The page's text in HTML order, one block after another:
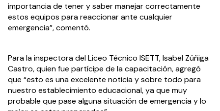
importancia de tener y saber manejar correctamente
estos equipos para reaccionar ante cualquier
emergencia”, comentó.
Para la inspectora del Liceo Técnico ISETT, Isabel Zúñiga
Castro, quien fue partícipe de la capacitación, agregó
que “esto es una excelente noticia y sobre todo para
nuestro establecimiento educacional, ya que muy
probable que pase alguna situación de emergencia y lo